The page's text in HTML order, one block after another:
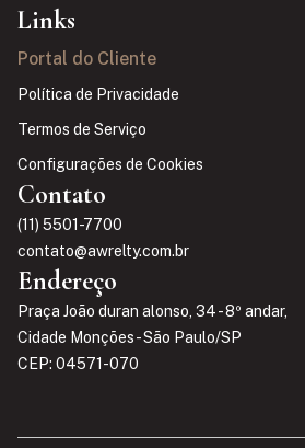
Links
Portal do Cliente
Política de Privacidade
Termos de Serviço
Configurações de Cookies
Contato
(11) 5501-7700
contato@awrelty.com.br
Endereço
Praça João duran alonso, 34 - 8º andar,
Cidade Monções - São Paulo/SP
CEP: 04571-070